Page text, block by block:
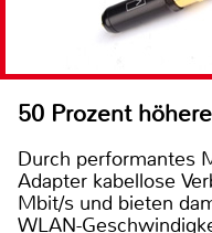
50 Prozent
Durch performantes
Adapter kabellose
Mbit/s und bieten
WLAN-